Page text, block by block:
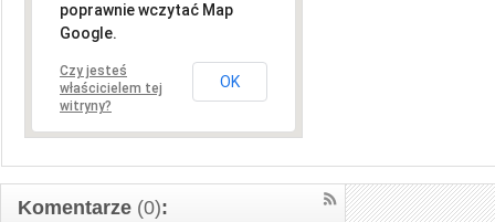
poprawnie wczytać Map
Google.
Czy jesteś
właścicielem tej
witryny?
OK
Komentarze (0):